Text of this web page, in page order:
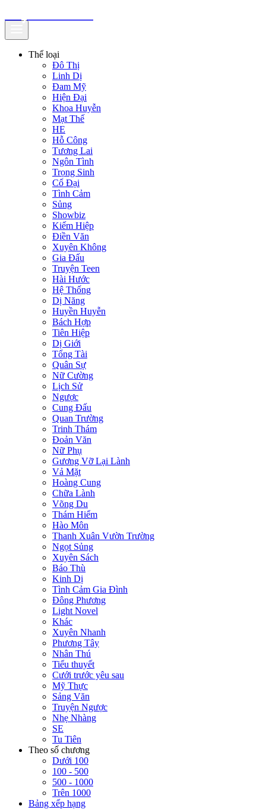
Thể loại
Đô Thị
Linh Dị
Đam Mỹ
Hiện Đại
Khoa Huyễn
Mạt Thế
HE
Hỗ Công
Tương Lai
Ngôn Tình
Trọng Sinh
Cổ Đại
Tình Cảm
Sủng
Showbiz
Kiếm Hiệp
Điền Văn
Xuyên Không
Gia Đấu
Truyện Teen
Hài Hước
Hệ Thống
Dị Năng
Huyền Huyễn
Bách Hợp
Tiên Hiệp
Dị Giới
Tổng Tài
Quân Sự
Nữ Cường
Lịch Sử
Ngược
Cung Đấu
Quan Trường
Trinh Thám
Đoản Văn
Nữ Phụ
Gương Vỡ Lại Lành
Vả Mặt
Hoàng Cung
Chữa Lành
Võng Du
Thám Hiểm
Hào Môn
Thanh Xuân Vườn Trường
Ngọt Sủng
Xuyên Sách
Báo Thù
Kinh Dị
Tình Cảm Gia Đình
Đông Phương
Light Novel
Khác
Xuyên Nhanh
Phương Tây
Nhân Thú
Tiểu thuyết
Cưới trước yêu sau
Mỹ Thực
Sảng Văn
Truyện Ngược
Nhẹ Nhàng
SE
Tu Tiên
Theo số chương
Dưới 100
100 - 500
500 - 1000
Trên 1000
Bảng xếp hạng